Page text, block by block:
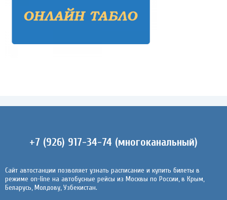
+7 (926) 917-34-74 (многоканальный)
Сайт автостанции позволяет узнать расписание и купить билеты в
режиме on-line на автобусные рейсы из Москвы по России, в Крым,
Беларусь, Молдову, Узбекистан.